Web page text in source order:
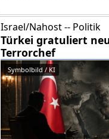
Israel/Nahost -- Politik
Türkei gratuliert
Terrorchef
Symbolbild / KI